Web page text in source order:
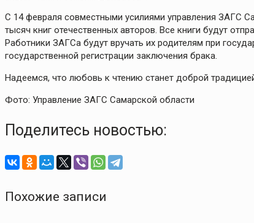
С 14 февраля совместными усилиями управления ЗАГС
тысяч книг отечественных авторов. Все книги будут
Работники ЗАГСа будут вручать их родителям при
государственной регистрации заключения брака.
Надеемся, что любовь к чтению станет доброй
Фото: Управление ЗАГС Самарской области
Поделитесь новостью:
Похожие записи